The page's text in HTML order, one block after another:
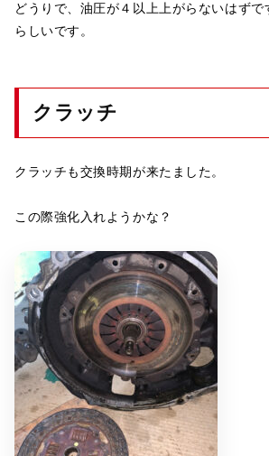
どうりで、油圧が４以上上がらないはずで
らしいです。
クラッチ
クラッチも交換時期が来たました。
この際強化入れようかな？